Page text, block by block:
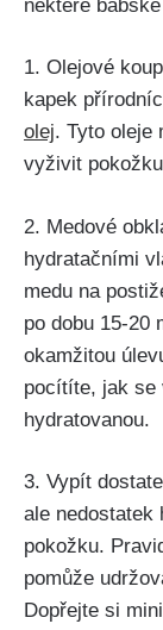
některé
1. Olejové
kapek
olej. Tyto oleje
vyživit
2. Medové
hydratačními
medu na
‍po dobu 15-20
okamžitou
pocítíte, jak se
hydratovanou.
3. Vypít
ale nedostatek
pokožku.
pomůže
Dopřejte si